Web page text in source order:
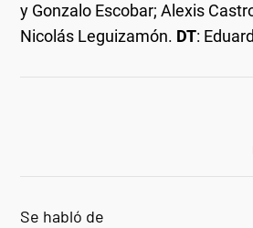
y Gonzalo Escobar; Alexis
Nicolás Leguizamón. DT:
Se habló de